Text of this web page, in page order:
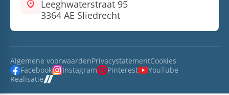
location_on Leeghwaterstraat 95
3364 AE Sliedrecht
Algemene voorwaardenPrivacystatementCookies
Facebook
Instagram Pinterest
YouTube
Realisatie